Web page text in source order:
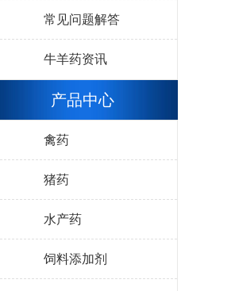
常见问题解答
牛羊药资讯
产品中心
禽药
猪药
水产药
饲料添加剂